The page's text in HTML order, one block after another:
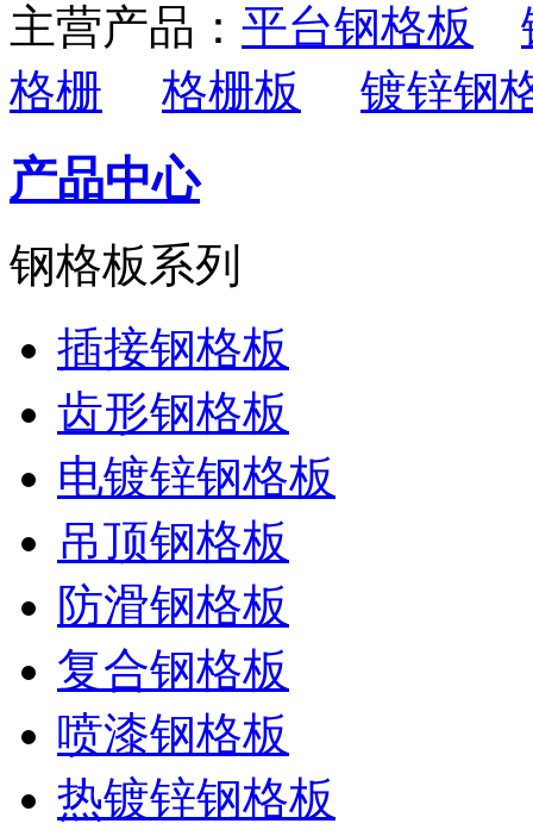
主营产品： 平台钢格板
格栅
格栅板 镀锌钢
产品中心
钢格板系列
插接钢格板
齿形钢格板
电镀锌钢格板
吊顶钢格板
防滑钢格板
复合钢格板
喷漆钢格板
热镀锌钢格板